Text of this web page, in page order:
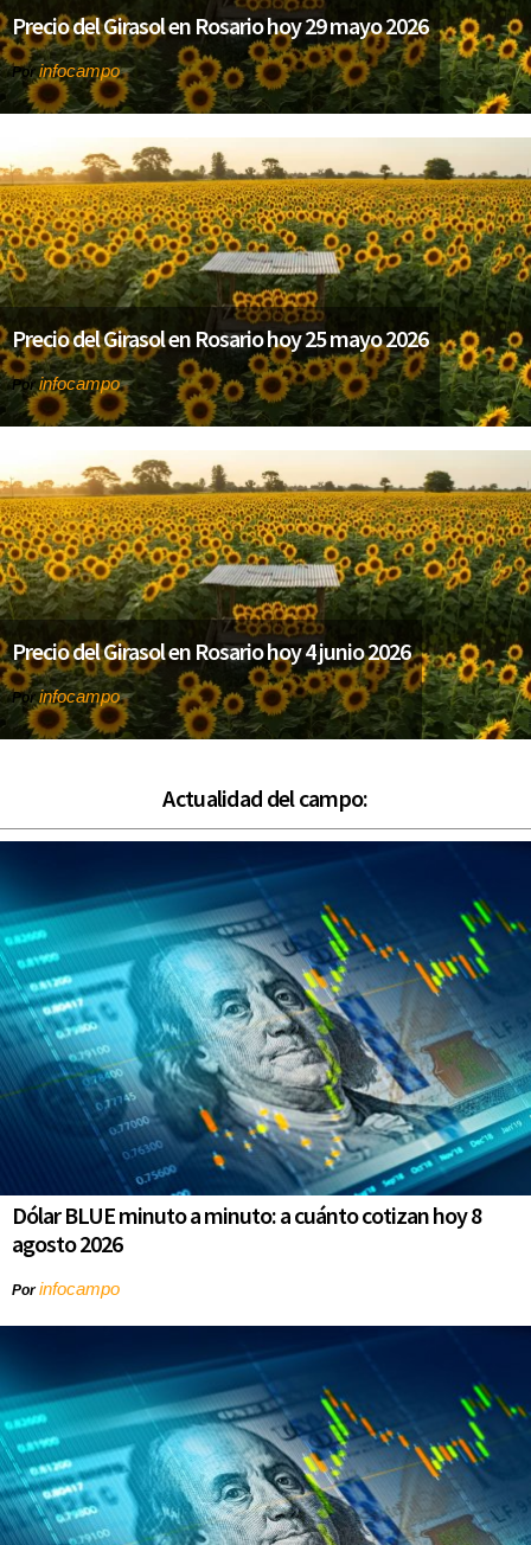
Precio del Girasol en Rosario hoy 29 mayo 2026
Porinfocampo
Precio del Girasol en Rosario hoy 25 mayo 2026
Porinfocampo
Precio del Girasol en Rosario hoy 4 junio 2026
Porinfocampo
Actualidad del campo:
Dólar BLUE minuto a minuto: a cuánto cotizan hoy 8
agosto 2026
Porinfocampo